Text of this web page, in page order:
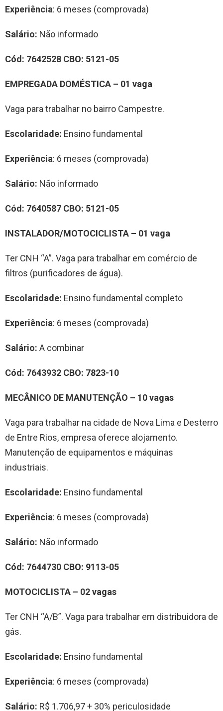
Experiência: 6 meses (comprovada)
Salário: Não informado
Cód: 7642528 CBO: 5121-05
EMPREGADA DOMÉSTICA – 01 vaga
Vaga para trabalhar no bairro Campestre.
Escolaridade: Ensino fundamental
Experiência: 6 meses (comprovada)
Salário: Não informado
Cód: 7640587 CBO: 5121-05
INSTALADOR/MOTOCICLISTA – 01 vaga
Ter CNH “A”. Vaga para trabalhar em comércio de
filtros (purificadores de água).
Escolaridade: Ensino fundamental completo
Experiência: 6 meses (comprovada)
Salário: A combinar
Cód: 7643932 CBO: 7823-10
MECÂNICO DE MANUTENÇÃO – 10vagas
Vaga para trabalhar na cidade de Nova Lima e Desterro
de Entre Rios, empresa oferece alojamento.
Manutenção de equipamentos e máquinas
industriais.
Escolaridade: Ensino fundamental
Experiência: 6 meses (comprovada)
Salário: Não informado
Cód: 7644730 CBO: 9113-05
MOTOCICLISTA – 02vagas
Ter CNH “A/B”. Vaga para trabalhar em distribuidora de
gás.
Escolaridade: Ensino fundamental
Experiência: 6 meses (comprovada)
Salário: R$ 1.706,97 + 30% periculosidade